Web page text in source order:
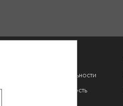
Программа лояльности
Конфиденциальность